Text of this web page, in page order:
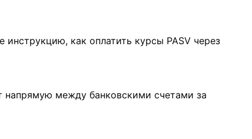
как оплатить курсы PASV через
напрямую между банковскими счетами за